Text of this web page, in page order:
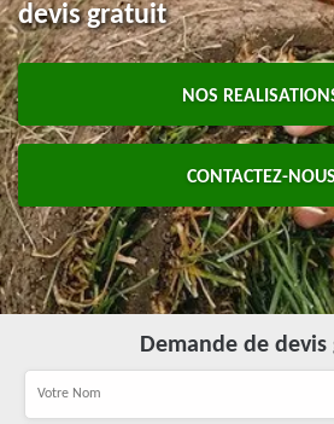
devis gratuit
NOS
CONTACTEZ-NOUS
Demande de